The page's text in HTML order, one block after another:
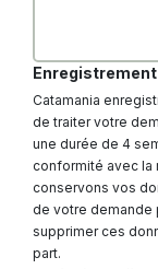
Catamania
de traiter votre
une durée de 4
conformité avec la
conservons vos
de votre demande
supprimer ces
part.